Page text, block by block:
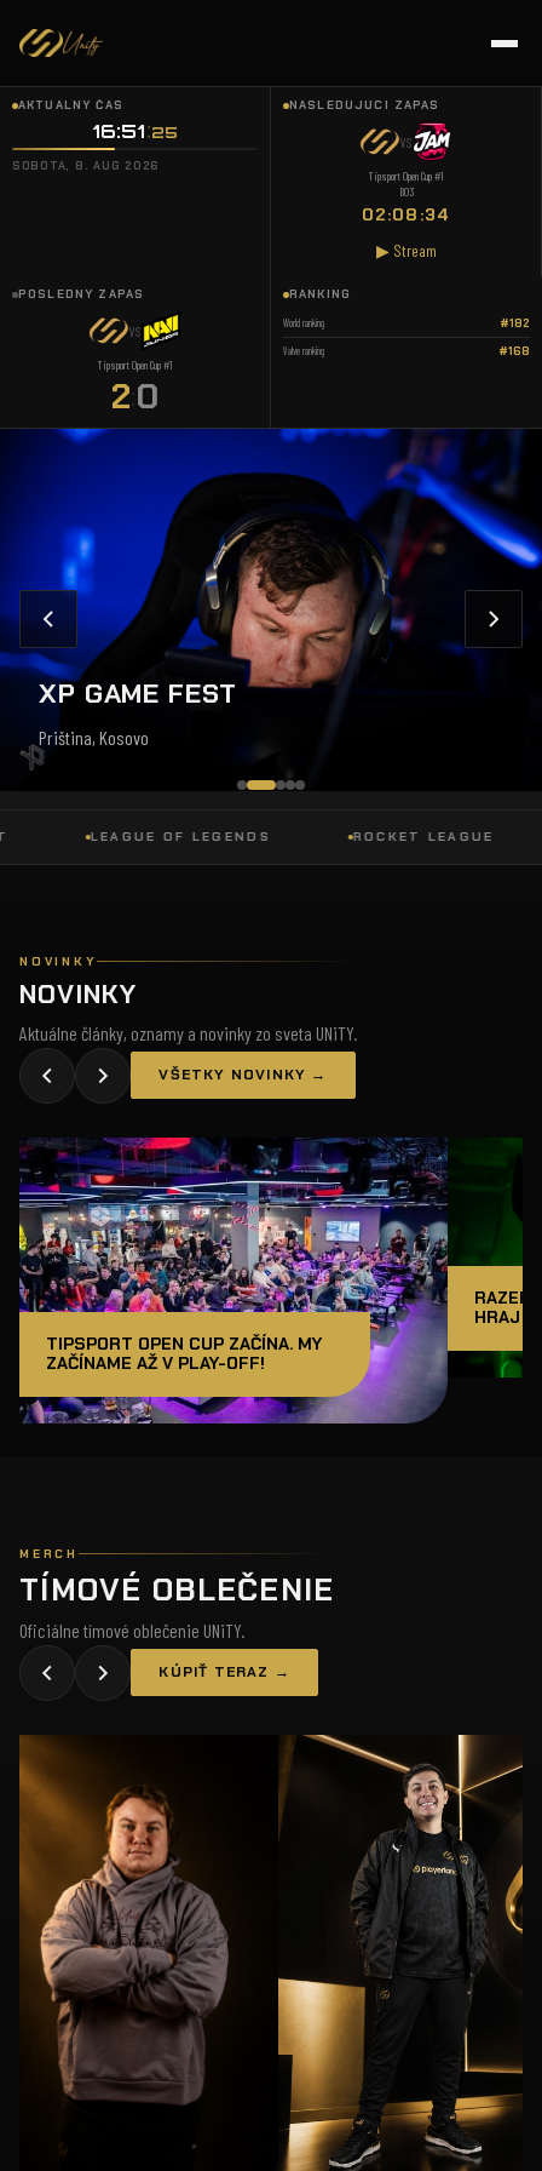
AKTUÁLNY ČAS
16:51 26
SOBOTA, 8. AUG 2026
NASLEDUJÚCI ZÁPAS
VS
Tipsport Open Cup #1
BO3
02:08:33
▶ Stream
POSLEDNÝ ZÁPAS
VS
Tipsport Open Cup #1
2:0
RANKING
World ranking #182
Valve ranking #168
XP GAME FEST
Priština, Kosovo
LEAGUE OF LEGENDS ROCKET LEAGUE
NOVINKY
NOVINKY
Aktuálne články, oznamy a novinky zo sveta UNiTY.
VŠETKY NOVINKY →
TIPSPORT OPEN CUP ZAČÍNA. MY
ZAČÍNAME AŽ V PLAY-OFF!
RAZER
HRAJ
MERCH
TÍMOVÉ OBLEČENIE
Oficiálne tímové oblečenie UNiTY.
KÚPIŤ TERAZ →